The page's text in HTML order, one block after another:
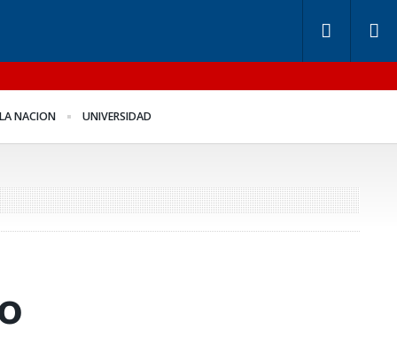
NACION UNIVERSIDAD
“histórica” de